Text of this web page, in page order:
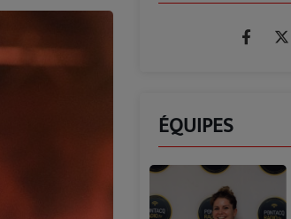
ÉQUIPES